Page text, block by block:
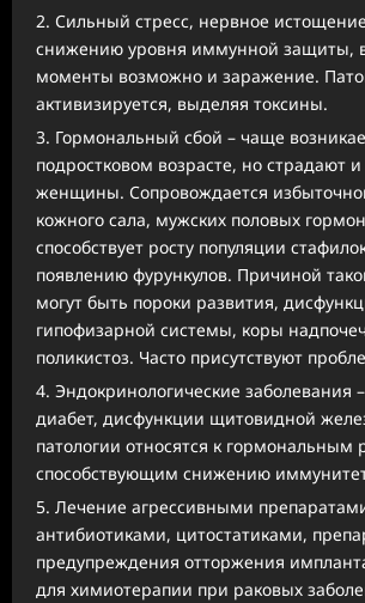
Сильный стресс, нервное
снижению уровня иммунной защиты,
моменты возможно и заражение.
активизируется, выделяя токсины.
Гормональный сбой – чаще
подростковом возрасте, но страдают
женщины. Сопровождается
кожного сала, мужских половых
способствует росту популяции
появлению фурункулов. Причиной
могут быть пороки развития,
гипофизарной системы, коры
поликистоз. Часто присутствуют
Эндокринологические заболевания
диабет, дисфункции щитовидной
патологии относятся к гормональным
способствующим снижению
Лечение агрессивными
антибиотиками, цитостатиками,
предупреждения отторжения
для химиотерапии при раковых